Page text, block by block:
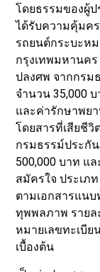
โดยธรรมของผู้ป
ได้รับความคุ้มค
รถยนต์กระบะหม
กรุงเทพมหานค
ปลงศพ จากกรม
จำนวน 35,000 บ
และค่ารักษาพย
โดยสารที่เสียชี
กรมธรรม์ประกั
500,000 บาท แ
สมัครใจ ประเภ
ตามเอกสารแน
ทุพพลภาพ รายล
หมายเลขทะเบีย
เบื้องต้น